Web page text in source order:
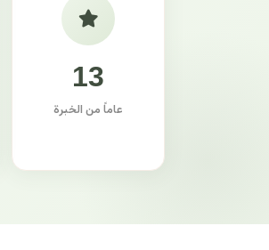
13
عاماً من الخبرة